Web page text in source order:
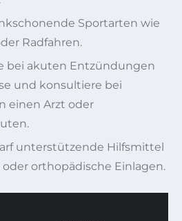
Sportarten wie
Radfahren.
bei akuten Entzündungen
und konsultiere bei
einen Arzt oder
unterstützende Hilfsmittel
orthopädische Einlagen.